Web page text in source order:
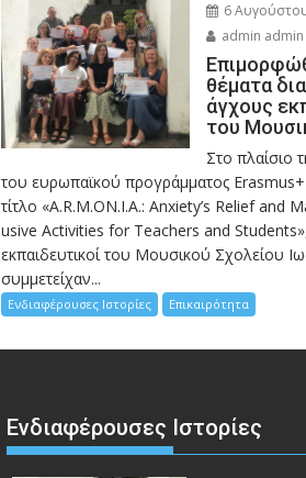
6
admin admin
θέματα
άγχους
του
Στο πλαίσιο
του ευρωπαϊκού προγράμματος
τίτλο «A.R.M.ON.I.A.: Anxiety’s Relief and
usive Activities for Teachers and Students»,
εκπαιδευτικοί του Μουσικού Σχολείου
συμμετείχαν...
Ενδιαφέρουσες Ιστορίες Επικαιρότητα
Ενδιαφέρουσες Ιστορίες